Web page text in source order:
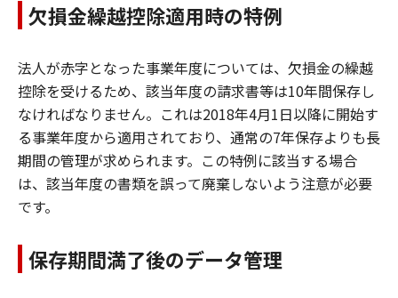
欠損金繰越控除適用時の特例
法人が赤字となった事業年度については、欠損金の繰越
控除を受けるため、該当年度の請求書等は10年間保存し
なければなりません。これは2018年4月1日以降に開始す
る事業年度から適用されており、通常の7年保存よりも長
期間の管理が求められます。この特例に該当する場合
は、該当年度の書類を誤って廃棄しないよう注意が必要
です。
保存期間満了後のデータ管理